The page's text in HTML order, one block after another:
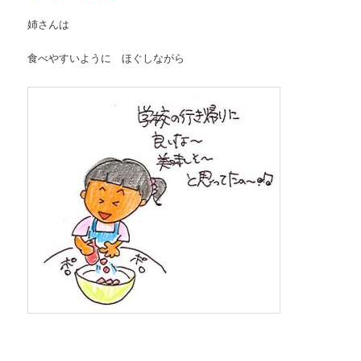
姉さんは
食べやすいように ほぐしながら